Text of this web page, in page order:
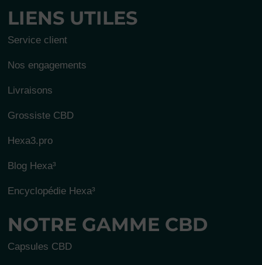
LIENS UTILES
Service client
Nos engagements
Livraisons
Grossiste CBD
Hexa3.pro
Blog Hexa³
Encyclopédie Hexa³
NOTRE GAMME CBD
Capsules CBD